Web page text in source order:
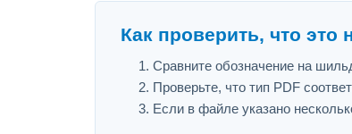
Как проверить, что
Сравните обозначение на
Проверьте, что тип PDF
Если в файле указано